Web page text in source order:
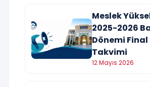
Meslek
2025-2026
Dönemi Final
Takvimi
12 Mayıs 2026